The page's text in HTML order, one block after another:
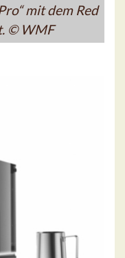
mit dem Red
© WMF